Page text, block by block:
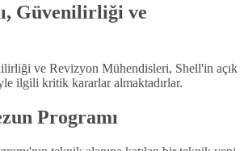
Güvenilirliği ve
ve Revizyon Mühendisleri, Shell'in açık
ilgili kritik kararlar almaktadırlar.
Programı